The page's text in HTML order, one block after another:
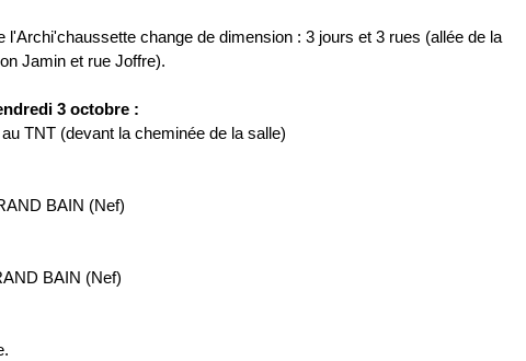
l'Archi'chaussette change de dimension : 3 jours et 3 rues (allée de la
Jamin et rue Joffre).
3 octobre :
TNT (devant la cheminée de la salle)
BAIN (Nef)
BAIN (Nef)